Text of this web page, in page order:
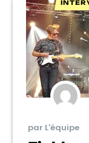
par L'équipe